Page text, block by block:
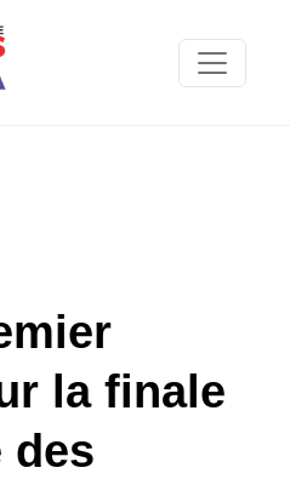
la finale
des